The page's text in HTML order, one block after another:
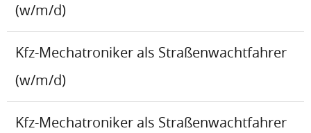
(w/m/d)
Kfz-Mechatroniker als Straßenwachtfahrer
(w/m/d)
Kfz-Mechatroniker als Straßenwachtfahrer